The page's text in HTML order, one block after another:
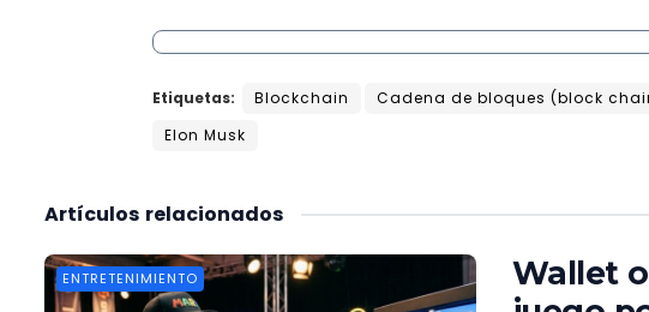
Etiquetas: Blockchain Cadena de bloques (block
Elon Musk
relacionados
Artículos
ENTRETENIMIENTO
Wallet